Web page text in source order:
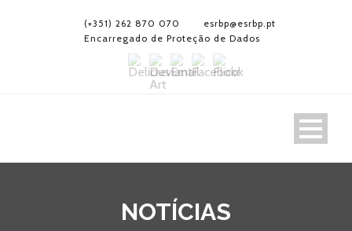
(+351) 262 870 070
esrbp@esrbp.pt
Encarregado de Proteção de Dados
NOTÍCIAS